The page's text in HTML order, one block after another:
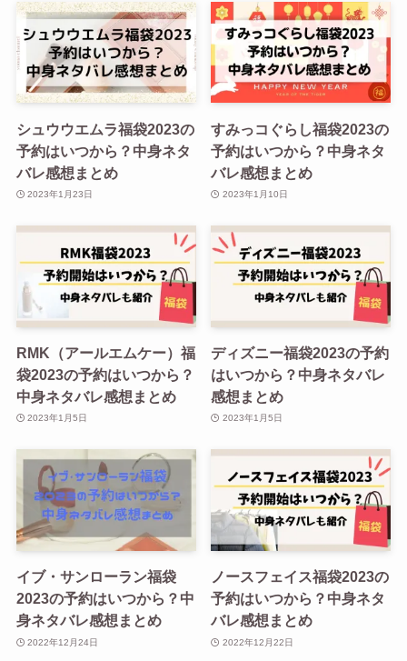
シュウウエムラ福袋2023の
予約はいつから？中身ネタ
バレ感想まとめ
2023年1月23日
すみっコぐらし福袋2023の
予約はいつから？中身ネタ
バレ感想まとめ
2023年1月10日
RMK（アールエムケー）福
袋2023の予約はいつから？
中身ネタバレ感想まとめ
2023年1月5日
ディズニー福袋2023の予約
はいつから？中身ネタバレ
感想まとめ
2023年1月5日
イブ・サンローラン福袋
2023の予約はいつから？中
身ネタバレ感想まとめ
2022年12月24日
ノースフェイス福袋2023の
予約はいつから？中身ネタ
バレ感想まとめ
2022年12月22日